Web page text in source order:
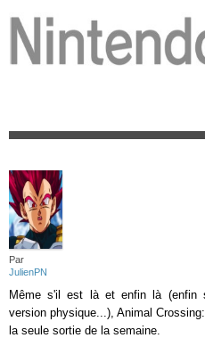
Par
JulienPN
Même s'il est là et enfin là (enfin
version physique...), Animal
la seule sortie de la semaine.